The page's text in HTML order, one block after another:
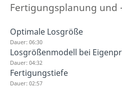
Fertigungsplanung und
Optimale Losgröße
Dauer: 06:30
Losgrößenmodell bei
Dauer: 04:32
Fertigungstiefe
Dauer: 02:57